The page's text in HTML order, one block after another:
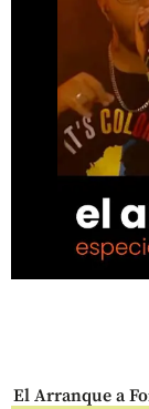
El Arranque a